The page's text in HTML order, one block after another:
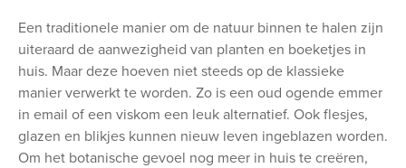
Een traditionele manier om de natuur binnen te halen zijn
uiteraard de aanwezigheid van planten en boeketjes in
huis. Maar deze hoeven niet steeds op de klassieke
manier verwerkt te worden. Zo is een oud ogende emmer
in email of een viskom een leuk alternatief. Ook flesjes,
glazen en blikjes kunnen nieuw leven ingeblazen worden.
Om het botanische gevoel nog meer in huis te creëren,